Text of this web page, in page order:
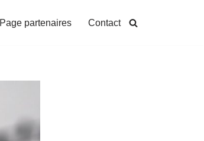
Page partenaires Contact